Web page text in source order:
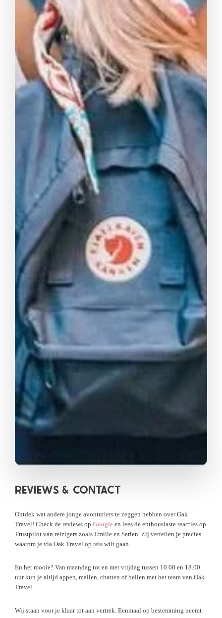
REVIEWS & CONTACT
Ontdek wat andere jonge avonturiers te zeggen hebben over Oak
Travel! Check de reviews opGoogle en lees de enthousiaste reacties op
Trustpilot van reizigers zoals Emilie en Sarien. Zij vertellen je precies
waarom je via Oak Travel op reis wilt gaan.
En het mooie? Van maandag tot en met vrijdag tussen 10.00 en 18.00
uur kun je altijd appen, mailen, chatten of bellen met het team van Oak
Travel.
Wij staan voor je klaar tot aan vertrek. Eenmaal op bestemming neemt